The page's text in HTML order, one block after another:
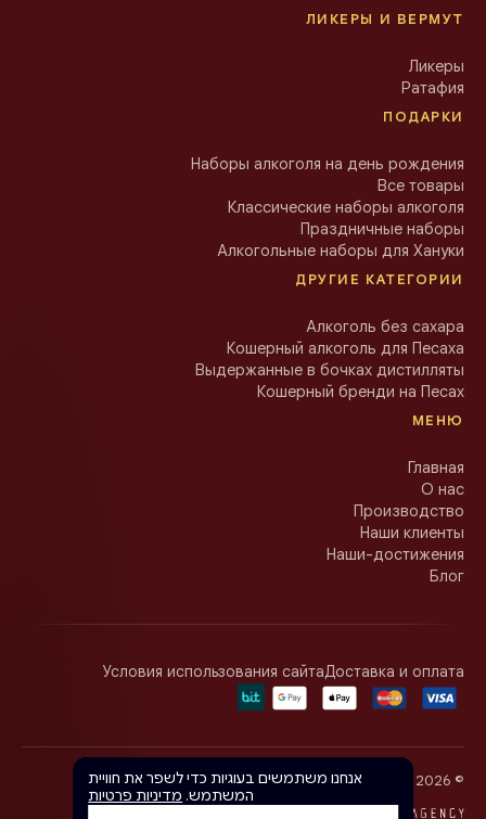
ЛИКЕРЫ И ВЕРМУТ
Ликеры
Ратафия
ПОДАРКИ
Наборы алкоголя на день рождения
Все товары
Классические наборы алкоголя
Праздничные наборы
Алкогольные наборы для Хануки
ДРУГИЕ КАТЕГОРИИ
Алкоголь без сахара
Кошерный алкоголь для Песаха
Выдержанные в бочках дистилляты
Кошерный бренди на Песах
МЕНЮ
Главная
О нас
Производство
Наши клиенты
Наши-достижения
Блог
Доставка и оплата
Условия использования сайта
©
2026
אנחנו משתמשים בעוגיות כדי לשפר את חוויית
המשתמש. מדיניות פרטיות